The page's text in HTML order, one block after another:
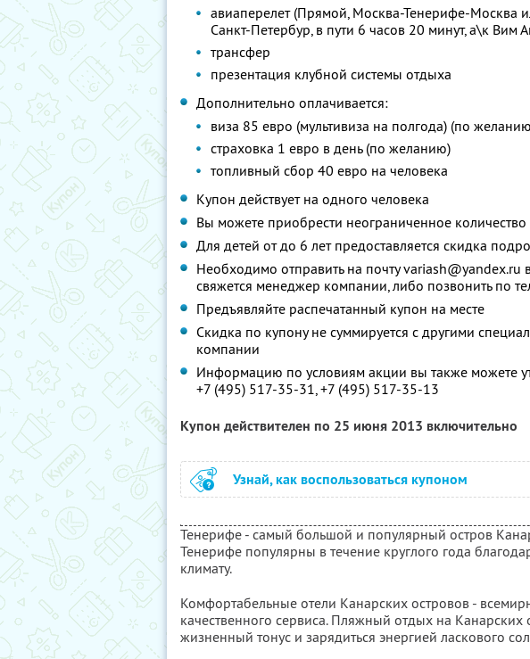
авиаперелет (Прямой, Москва-Тенерифе-Москва
Санкт-Петербур, в пути 6 часов 20 минут, а\к Вим
трансфер
презентация клубной системы отдыха
Дополнительно оплачивается:
виза 85 евро (мультивиза на полгода) (по
страховка 1 евро в день (по желанию)
топливный сбор 40 евро на человека
Купон действует на одного человека
Вы можете приобрести неограниченное
Для детей от до 6 лет предоставляется скидка
Необходимо отправить на почту
свяжется менеджер компании, либо позвонить по
Предъявляйте распечатанный купон на месте
Скидка по купону не суммируется с другими
компании
Информацию по условиям акции вы также можете
+7 (495) 517-35-31, +7 (495) 517-35-13
Купон действителен по 25 июня 2013 включительно
Узнай, как воспользоваться купоном
Тенерифе - самый большой и популярный остров
Тенерифе популярны в течение круглого года
климату.
Комфортабельные отели Канарских островов -
качественного сервиса. Пляжный отдых на Канарских
жизненный тонус и зарядиться энергией ласкового